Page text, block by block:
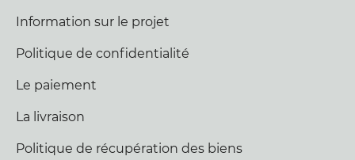
Information sur le projet
Politique de confidentialité
Le paiement
La livraison
Politique de récupération des biens